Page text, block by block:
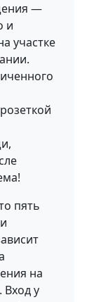
—
и
участке
пять
на
Вход у